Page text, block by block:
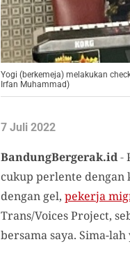
Yogi (berkemeja) melakukan
Irfan Muhammad)
7 Juli 2022
BandungBergerak.id-
cukup perlente dengan
dengan gel, pekerja
Trans/Voices Project,
bersama saya. Sima-